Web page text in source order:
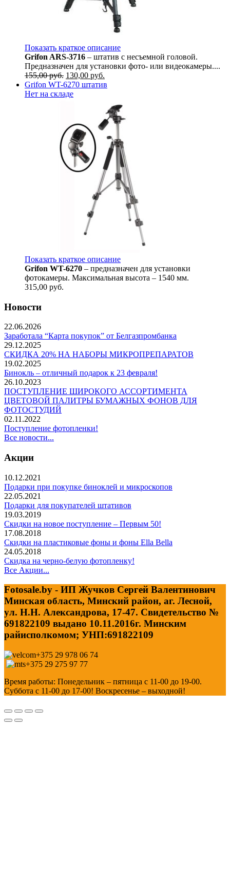
Показать краткое описание
Grifon ARS-3716 – штатив с несъемной головой.
Предназначен для установки фото- или видеокамеры....
155,00руб. 130,00 руб.
Grifon WT-6270 штатив
Нет на складе
Показать краткое описание
Grifon WT-6270 – предназначен для установки
фотокамеры. Максимальная высота – 1540 мм.
315,00 руб.
Новости
22.06.2026
Заработала “Карта покупок” от Белгазпромбанка
29.12.2025
СКИДКА 20% НА НАБОРЫ МИКРОПРЕПАРАТОВ
19.02.2025
Бинокль – отличный подарок к 23 февраля!
26.10.2023
ПОСТУПЛЕНИЕ ШИРОКОГО АССОРТИМЕНТА
ЦВЕТОВОЙ ПАЛИТРЫ БУМАЖНЫХ ФОНОВ ДЛЯ
ФОТОСТУДИЙ
02.11.2022
Поступление фотопленки!
Все новости...
Акции
10.12.2021
Подарки при покупке биноклей и микроскопов
22.05.2021
Подарки для покупателей штативов
19.03.2019
Скидки на новое поступление – Первым 50!
17.08.2018
Скидки на пластиковые фоны и фоны Ella Bella
24.05.2018
Скидка на черно-белую фотопленку!
Все Акции...
Fotosale.by - ИП Жучков Сергей Валентинович
Минская область, Минский район, аг. Лесной,
ул. Н.Н. Александрова, 17-47. Свидетельство №
691822109 выдано 10.11.2016г. Минским
райисполкомом; УНП:691822109
+375 29 978 06 74
+375 29 275 97 77
Время работы: Понедельник – пятница с 11-00 до 19-00.
Суббота с 11-00 до 17-00! Воскресенье – выходной!